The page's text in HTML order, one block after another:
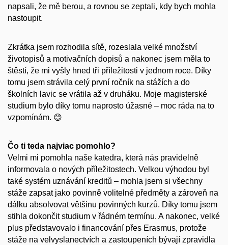
napsali, že mě berou, a rovnou se zeptali, kdy bych mohla
nastoupit.
Zkrátka jsem rozhodila sítě, rozeslala velké množství
životopisů a motivačních dopisů a nakonec jsem měla to
štěstí, že mi vyšly hned tři příležitosti v jednom roce. Díky
tomu jsem strávila celý první ročník na stážích a do
školních lavic se vrátila až v druháku. Moje magisterské
studium bylo díky tomu naprosto úžasné – moc ráda na to
vzpomínám. 😊
Čo ti teda najviac pomohlo?
Velmi mi pomohla naše katedra, která nás pravidelně
informovala o nových příležitostech. Velkou výhodou byl
také systém uznávání kreditů – mohla jsem si všechny
stáže zapsat jako povinně volitelné předměty a zároveň na
dálku absolvovat většinu povinných kurzů. Díky tomu jsem
stihla dokončit studium v řádném termínu. A nakonec, velké
plus představovalo i financování přes Erasmus, protože
stáže na velvyslanectvích a zastoupeních bývají zpravidla